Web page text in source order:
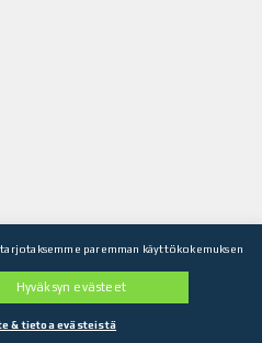
pidätetään.
paremman käyttökokemuksen
Hyväksyn evästeet
& tietoa evästeistä